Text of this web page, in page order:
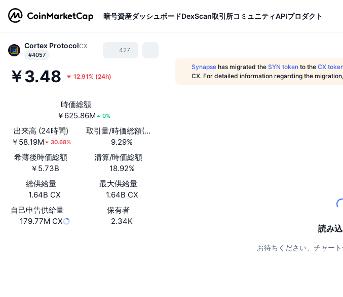
暗号資産ダッシュボードDexScan取引所コミュニティAPIプロダクト
Cortex ProtocolCX
#4057
427
￥3.48 12.91% (24h)
時価総額
￥625.86M
0%
出来高 (24時間)
￥58.19M
30.68%
取引量/時価総額(24時間)
9.29%
希薄後時価総額
￥5.73B
清算/時価総額
18.92%
総供給量
1.64B CX
最大供給量
1.64B CX
自己申告供給量
179.77M CX
保有者
2.34K
Synapse has migrated the SYN token to the CX
CX. For detailed information regarding the
読み
お待ちください、チャー